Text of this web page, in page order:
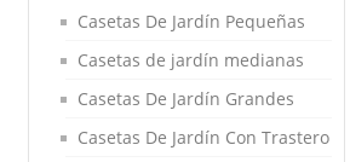
Casetas De Jardín Pequeñas
Casetas de jardín medianas
Casetas De Jardín Grandes
Casetas De Jardín Con Trastero